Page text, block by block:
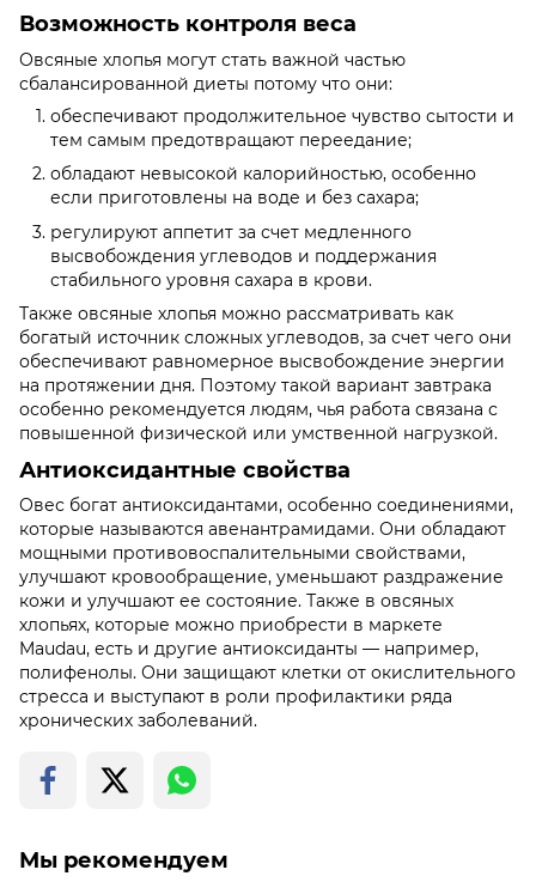
Возможность контроля веса
Овсяные хлопья могут стать важной частью
сбалансированной диеты потому что они:
обеспечивают продолжительное чувство сытости и
тем самым предотвращают переедание;
обладают невысокой калорийностью, особенно
если приготовлены на воде и без сахара;
регулируют аппетит за счет медленного
высвобождения углеводов и поддержания
стабильного уровня сахара в крови.
Также овсяные хлопья можно рассматривать как
богатый источник сложных углеводов, за счет чего они
обеспечивают равномерное высвобождение энергии
на протяжении дня. Поэтому такой вариант завтрака
особенно рекомендуется людям, чья работа связана с
повышенной физической или умственной нагрузкой.
Антиоксидантные свойства
Овес богат антиоксидантами, особенно соединениями,
которые называются авенантрамидами. Они обладают
мощными противовоспалительными свойствами,
улучшают кровообращение, уменьшают раздражение
кожи и улучшают ее состояние. Также в овсяных
хлопьях, которые можно приобрести в маркете
Maudau, есть и другие антиоксиданты — например,
полифенолы. Они защищают клетки от окислительного
стресса и выступают в роли профилактики ряда
хронических заболеваний.
Мы рекомендуем